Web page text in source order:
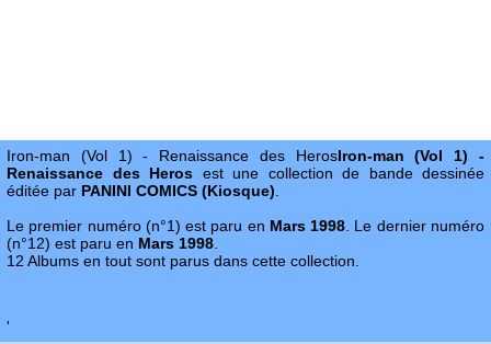
Iron-man (Vol 1) - Renaissance des HerosIron-man (Vol 1) -
Renaissance des Heros est une collection de bande dessinée
éditée par PANINI COMICS (Kiosque)
Le premier numéro (n°1) est paru en Mars 1998 . Le dernier numéro
(n°12) est paru en Mars 1998
12 Albums en tout sont parus dans cette collection.
'